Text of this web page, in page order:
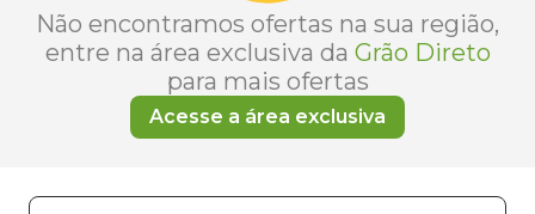
Não encontramos ofertas na sua região,
entre na área exclusiva da Grão Direto
para mais ofertas
Acesse a área exclusiva